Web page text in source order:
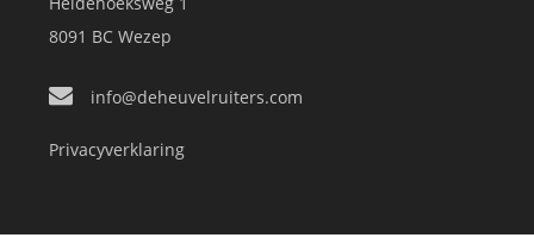
8091 BC Wezep
info@deheuvelruiters.com
Privacyverklaring